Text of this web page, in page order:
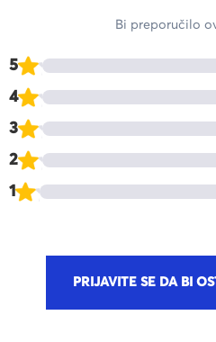
5
4
3
2
1
Bi preporučilo
PRIJAVITE SE DA BI